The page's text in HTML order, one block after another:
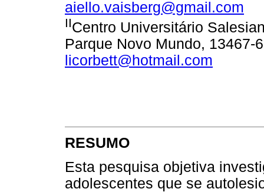
aiello.vaisberg@gmail.com
IICentro Universitário
Parque Novo Mundo, 13467-
licorbett@hotmail.com
RESUMO
Esta pesquisa objetiva
adolescentes que se